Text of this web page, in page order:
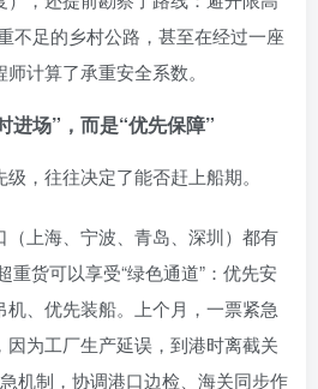
不足的乡村公路，甚至在经过一座
计算了承重安全系数。
进场”，而是“优先保障”
，往往决定了能否赶上船期。
（上海、宁波、青岛、深圳）都有
重货可以享受“绿色通道”：优先安
、优先装船。上个月，一票紧急
为工厂生产延误，到港时离截关
机制，协调港口边检、海关同步作